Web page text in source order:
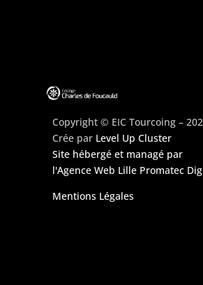
Copyright © EIC Tourcoing –
Crée par Level Up Cluster
Site hébergé et managé par
l'Agence Web Lille Promatec
Mentions Légales